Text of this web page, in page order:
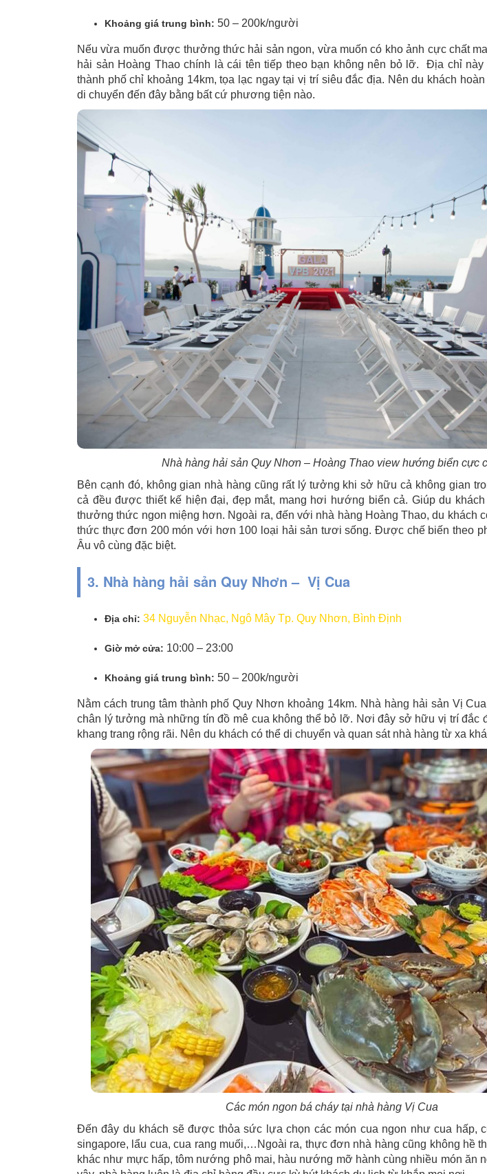
Khoảng giá trung bình: 50 – 200k/người
Nếu vừa muốn được thưởng thức hải sản ngon, vừa muốn có kho ảnh cực chất
hải sản Hoàng Thao chính là cái tên tiếp theo bạn không nên bỏ lỡ. Địa chỉ này
thành phố chỉ khoảng 14km, tọa lạc ngay tại vị trí siêu đắc địa. Nên du khách
di chuyển đến đây bằng bất cứ phương tiện nào.
Nhà hàng hải sản Quy Nhơn – Hoàng Thao view hướng biển cực
Bên cạnh đó, không gian nhà hàng cũng rất lý tưởng khi sở hữu cả không gian
cả đều được thiết kế hiện đại, đẹp mắt, mang hơi hướng biển cả. Giúp du
thưởng thức ngon miệng hơn. Ngoài ra, đến với nhà hàng Hoàng Thao, du khách
thức thực đơn 200 món với hơn 100 loại hải sản tươi sống. Được chế biến theo
Âu vô cùng đặc biệt.
3. Nhà hàng hải sản Quy Nhơn – Vị Cua
Địa chỉ: 34 Nguyễn Nhạc, Ngô Mây Tp. Quy Nhơn, Bình Định
Giờ mở cửa: 10:00 – 23:00
Khoảng giá trung bình: 50 – 200k/người
Nằm cách trung tâm thành phố Quy Nhơn khoảng 14km. Nhà hàng hải sản Vị
chân lý tưởng mà những tín đồ mê cua không thể bỏ lỡ. Nơi đây sở hữu vị trí đắc
khang trang rộng rãi. Nên du khách có thể di chuyển và quan sát nhà hàng từ xa
Các món ngon bá cháy tại nhà hàng Vị Cua
Đến đây du khách sẽ được thỏa sức lựa chọn các món cua ngon như cua hấp,
singapore, lẩu cua, cua rang muối,…Ngoài ra, thực đơn nhà hàng cũng không hề
khác như mực hấp, tôm nướng phô mai, hàu nướng mỡ hành cùng nhiều món ăn